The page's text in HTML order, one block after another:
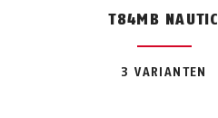
T84MB NAUTIC
3 VARIANTEN